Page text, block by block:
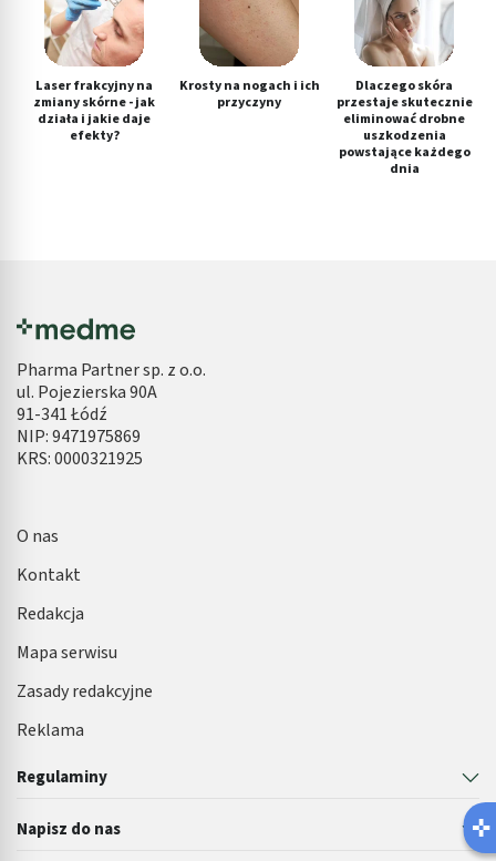
Laser frakcyjny na
zmiany skórne - jak
działa i jakie daje
efekty?
Krosty na nogach i ich
przyczyny
Dlaczego skóra
przestaje skutecznie
eliminować drobne
uszkodzenia
powstające każdego
dnia
Pharma Partner sp. z o.o.
ul. Pojezierska 90A
91-341 Łódź
NIP: 9471975869
KRS: 0000321925
Regulaminy
Napisz do nas
O nas
Kontakt
Redakcja
Mapa serwisu
Zasady redakcyjne
Reklama
Latem łatwiej o infekcję pęcherza 🌊